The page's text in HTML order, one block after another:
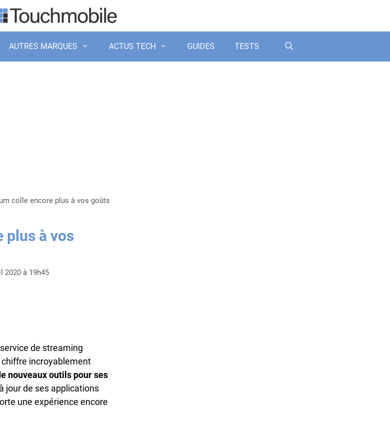
AUTRES MARQUES ACTUS TECH GUIDES TESTS
colle encore plus à vos goûts
plus à vos
2020 à 19h45
de streaming
incroyablement
nouveaux outils pour ses
jour de ses applications
une expérience encore